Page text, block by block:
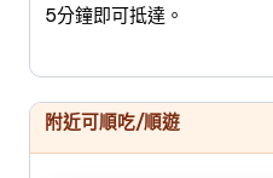
5分鐘即可抵達。
附近可順吃/順遊